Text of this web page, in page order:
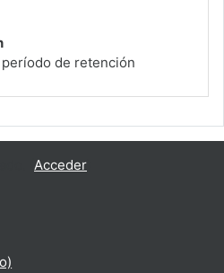
de retención
Acceder